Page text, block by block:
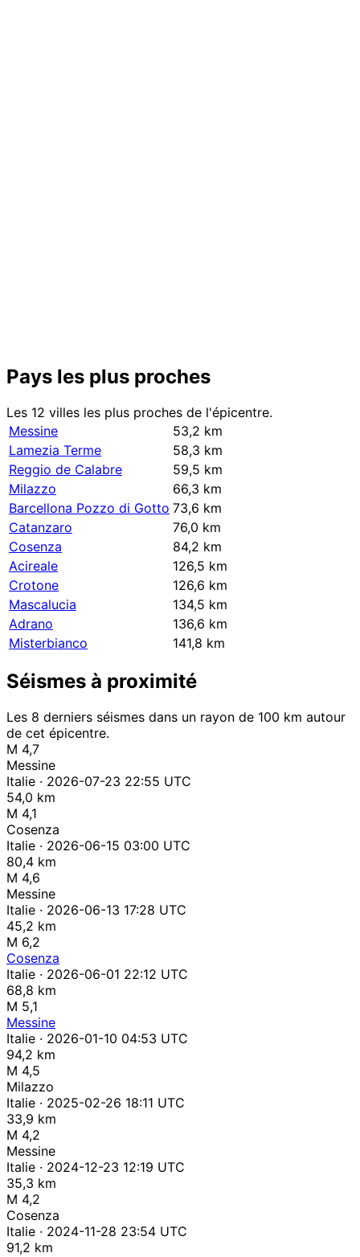
Pays les plus proches
Les 12 villes les plus proches de l'épicentre.
Messine
53,2 km
Lamezia Terme
58,3 km
Reggio de Calabre
59,5 km
Milazzo
66,3 km
Barcellona Pozzo di Gotto 73,6 km
Catanzaro
76,0 km
Cosenza
84,2 km
Acireale
126,5 km
Crotone
126,6 km
Mascalucia
134,5 km
Adrano
136,6 km
Misterbianco
141,8 km
Séismes à proximité
Les 8 derniers séismes dans un rayon de 100 km autour
de cet épicentre.
M 4,7
Messine
Italie · 2026-07-23 22:55 UTC
54,0 km
M 4,1
Cosenza
Italie · 2026-06-15 03:00 UTC
80,4 km
M 4,6
Messine
Italie · 2026-06-13 17:28 UTC
45,2 km
M 6,2
Cosenza
Italie · 2026-06-01 22:12 UTC
68,8 km
M 5,1
Messine
Italie · 2026-01-10 04:53 UTC
94,2 km
M 4,5
Milazzo
Italie · 2025-02-26 18:11 UTC
33,9 km
M 4,2
Messine
Italie · 2024-12-23 12:19 UTC
35,3 km
M 4,2
Cosenza
Italie · 2024-11-28 23:54 UTC
91,2 km